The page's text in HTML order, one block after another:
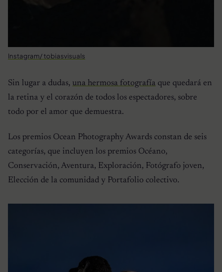
Instagram/ tobiasvisuals
Sin lugar a dudas, una hermosa fotografía que quedará en
la retina y el corazón de todos los espectadores, sobre
todo por el amor que demuestra.
Los premios Ocean Photography Awards constan de seis
categorías, que incluyen los premios Océano,
Conservación, Aventura, Exploración, Fotógrafo joven,
Elección de la comunidad y Portafolio colectivo.